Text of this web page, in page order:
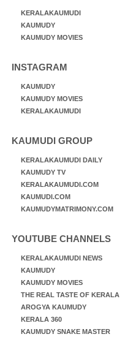
KERALAKAUMUDI
KAUMUDY
KAUMUDY MOVIES
INSTAGRAM
KAUMUDY
KAUMUDY MOVIES
KERALAKAUMUDI
KAUMUDI GROUP
KERALAKAUMUDI DAILY
KAUMUDY TV
KERALAKAUMUDI.COM
KAUMUDI.COM
KAUMUDYMATRIMONY.COM
YOUTUBE CHANNELS
KERALAKAUMUDI NEWS
KAUMUDY
KAUMUDY MOVIES
THE REAL TASTE OF KERALA
AROGYA KAUMUDY
KERALA 360
KAUMUDY SNAKE MASTER